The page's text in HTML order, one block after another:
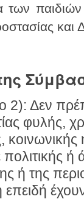
παιδιών
και
2): Δεν
φυλής,
ή
ή της